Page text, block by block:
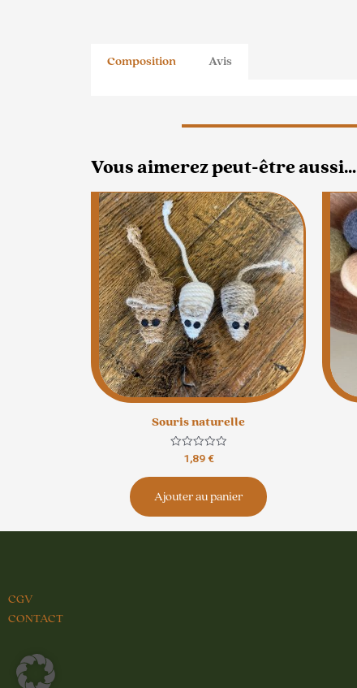
Composition Avis
Vous aimerez peut-être aussi…
Souris naturelle
Note
sur
1,89€
Ajouter au panier
CGV
CONTACT